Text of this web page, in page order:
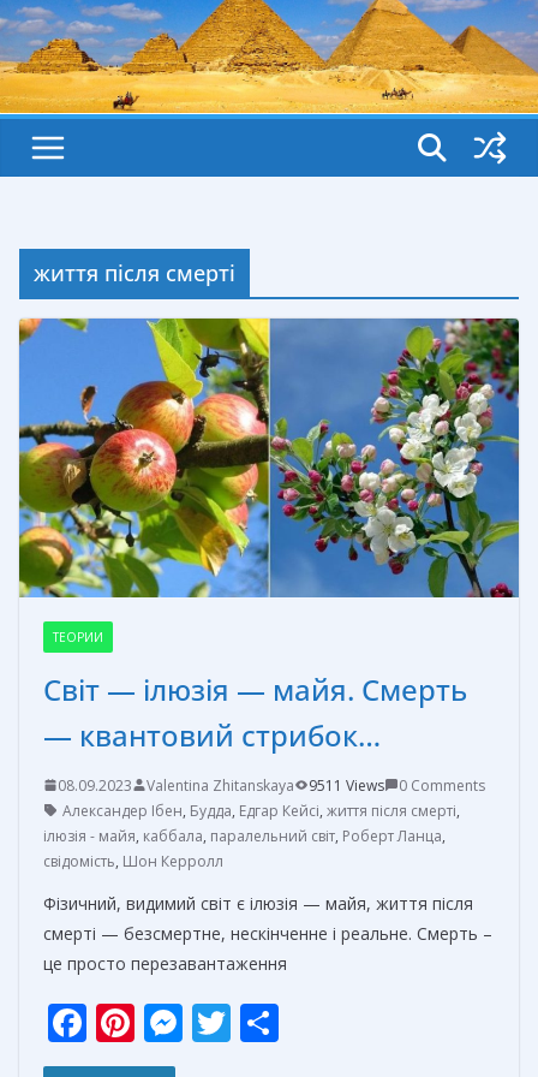
життя після смерті
ТЕОРИИ
Світ — ілюзія — майя. Смерть
— квантовий стрибок…
08.09.2023 Valentina Zhitanskaya 9511 Views
0 Comments
Александер Ібен, Будда, Едгар Кейсі, життя після смерті,
ілюзія - майя, каббала, паралельний світ, Роберт Ланца,
свідомість, Шон Керролл
Фізичний, видимий світ є ілюзія — майя, життя після
смерті — безсмертне, нескінченне і реальне. Смерть –
це просто перезавантаження
F
ac
Pi
nt
M T